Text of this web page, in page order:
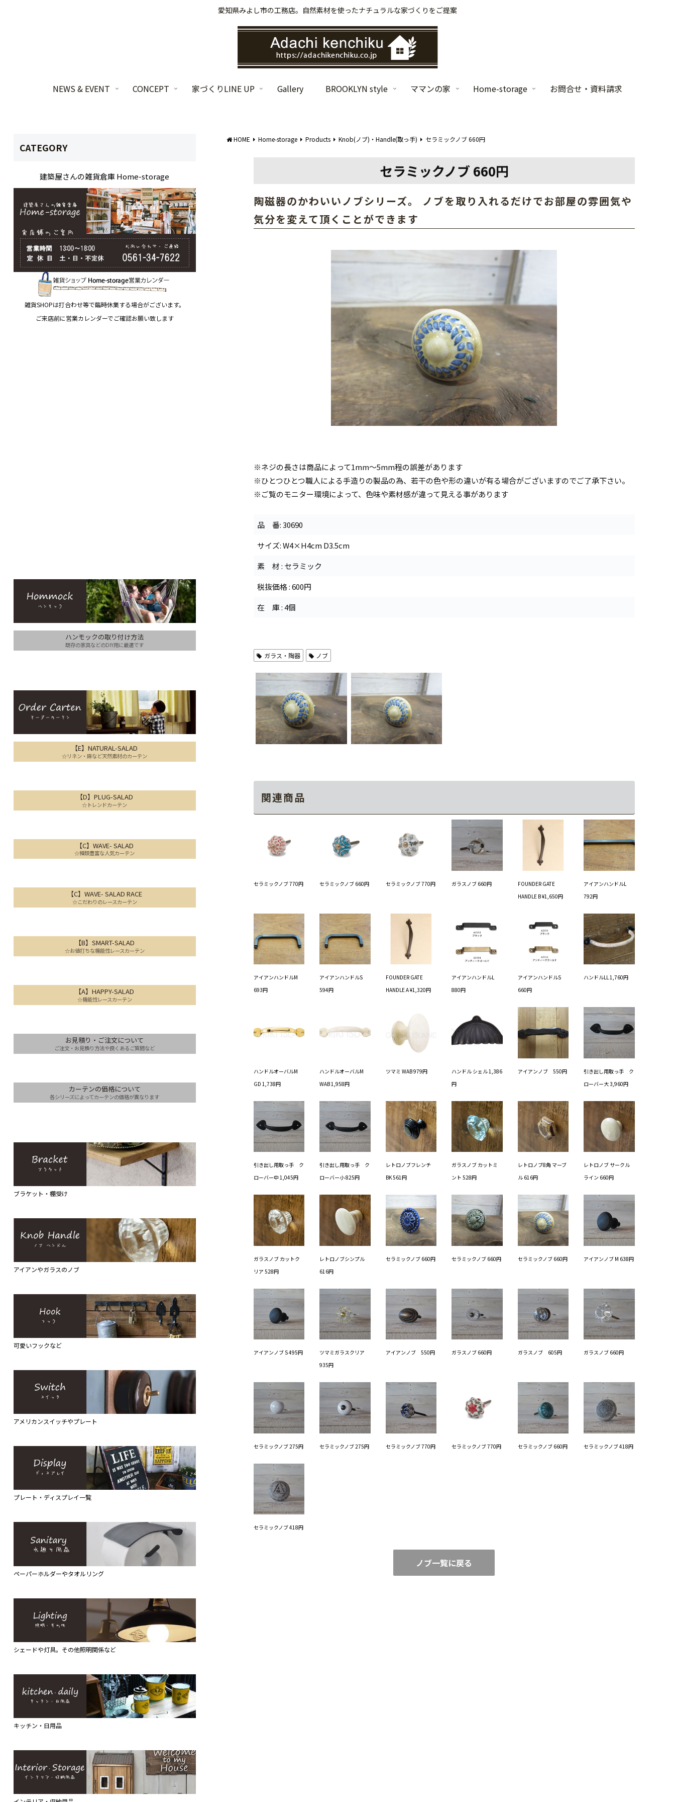
愛知県みよし市の工務店。自然素材を使ったナチュラルな家づくりをご提案
NEWS & EVENT CONCEPT 家づくりLINE UP Gallery BROOKLYN style ママンの家 Home-storage お問合せ・資料請求
HOME Home-storage Products Knob(ノブ)・Handle(取っ手) セラミックノブ 660円
セラミックノブ 660円
陶磁器のかわいいノブシリーズ。 ノブを取り入れるだけでお部屋の雰囲気や
気分を変えて頂くことができます
※ネジの長さは商品によって1mm～5mm程の誤差があります
※ひとつひとつ職人による手造りの製品の為、若干の色や形の違いが有る場合がございますのでご了承下さい。
※ご覧のモニター環境によって、色味や素材感が違って見える事があります
品 番: 30690
サイズ: W4×H4cm D3.5cm
素 材 : セラミック
税抜価格 : 600円
在 庫 : 4個
ガラス・陶器 ノブ
関連商品
セラミックノブ 770円 セラミックノブ 660円 セラミックノブ 770円 ガラスノブ 660円
FOUNDER GATE
HANDLE B ¥1,650円
アイアンハンドルL
792円
アイアンハンドルM
693円
アイアンハンドルS
594円
FOUNDER GATE
HANDLE A ¥1,320円
アイアンハンドルL
880円
アイアンハンドルS
660円
ハンドルLL 1,760円
ハンドルオーバルM
GD 1,738円
ハンドルオーバルM
WAB 1,958円
ツマミ WAB 979円
ハンドル シェル 1,386
円
アイアンノブ 550円
引き出し用取っ手 ク
ローバー大 3,960円
引き出し用取っ手 ク
ローバー中 1,045円
引き出し用取っ手 ク
ローバー小 825円
レトロノブフレンチ
BK 561円
ガラスノブ カットミ
ント 528円
レトロノブ8角 マーブ
ル 616円
レトロノブ サークル
ライン 660円
ガラスノブ カットク
リア 528円
レトロノブシンプル
616円
セラミックノブ 660円 セラミックノブ 660円 セラミックノブ 660円 アイアンノブ M 638円
アイアンノブ S 495円
ツマミガラスクリア
935円
アイアンノブ 550円 ガラスノブ 660円 ガラスノブ 605円 ガラスノブ 660円
セラミックノブ 275円 セラミックノブ 275円 セラミックノブ 770円 セラミックノブ 770円 セラミックノブ 660円 セラミックノブ 418円
セラミックノブ 418円
ノブ一覧に戻る
CATEGORY
建築屋さんの雑貨倉庫 Home-storage
雑貨SHOPは打合わせ等で臨時休業する場合がございます。
ご来店前に営業カレンダーでご確認お願い致します
ハンモックの取り付け方法
既存の家具などのDIY用に最適です
【E】NATURAL-SALAD
☆リネン・麻など天然素材のカーテン
【D】PLUG-SALAD
☆トレンドカーテン
【C】WAVE- SALAD
☆種類豊富な人気カーテン
【C】WAVE- SALAD RACE
☆こだわりのレースカーテン
【B】SMART-SALAD
☆お値打ちな機能性レースカーテン
【A】HAPPY-SALAD
☆機能性レースカーテン
お見積り・ご注文について
ご注文・お見積り方法や良くあるご質問など
カーテンの価格について
各シリーズによってカーテンの価格が異なります
ブラケット・棚受け
アイアンやガラスのノブ
可愛いフックなど
アメリカンスイッチやプレート
プレート・ディスプレイ一覧
ペーパーホルダーやタオルリング
シェードや灯具。その他照明関係など
キッチン・日用品